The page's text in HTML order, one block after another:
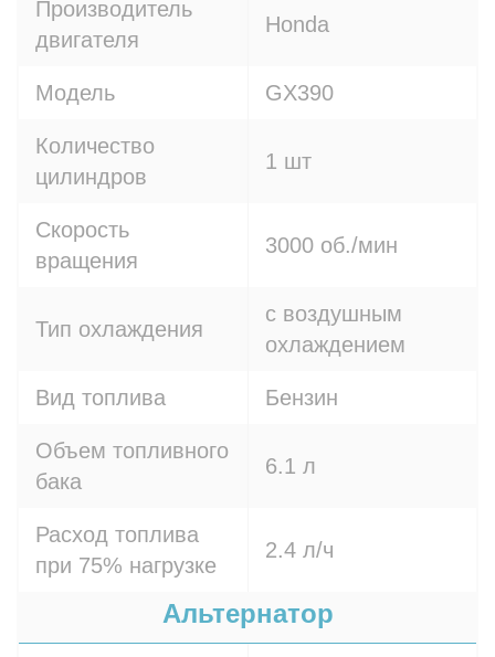
Производитель
двигателя
Honda
Модель GX390
Количество
цилиндров
1 шт
Скорость
вращения
3000 об./мин
Тип охлаждения
с воздушным
охлаждением
Вид топлива Бензин
Объем топливного
бака
6.1 л
Расход топлива
при 75% нагрузке
2.4 л/ч
Альтернатор